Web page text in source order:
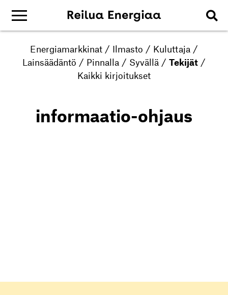
Energiamarkkinat / Ilmasto / Kuluttaja /
Lainsäädäntö / Pinnalla / Syvällä / Tekijät /
Kaikki kirjoitukset
informaatio-ohjaus